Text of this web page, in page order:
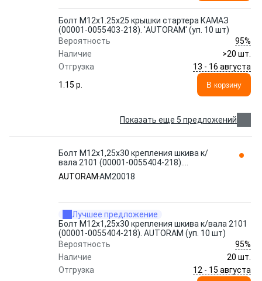
Болт М12x1.25x25 крышки стартера КАМАЗ
(00001-0055403-218). 'AUTORAM' (уп. 10 шт)
Вероятность
95%
Наличие
>20 шт.
Отгрузка
13 - 16 августа
1.15 p.
В корзину
Показать еще 5 предложений
Болт М12x1,25x30 крепления шкива к/
вала 2101 (00001-0055404-218).
AUTORAM (уп. 10 шт) AM20018
AUTORAM AM20018
Лучшее предложение
Болт М12x1,25x30 крепления шкива к/вала 2101
(00001-0055404-218). AUTORAM (уп. 10 шт)
Вероятность
95%
Наличие
20 шт.
Отгрузка
12 - 15 августа